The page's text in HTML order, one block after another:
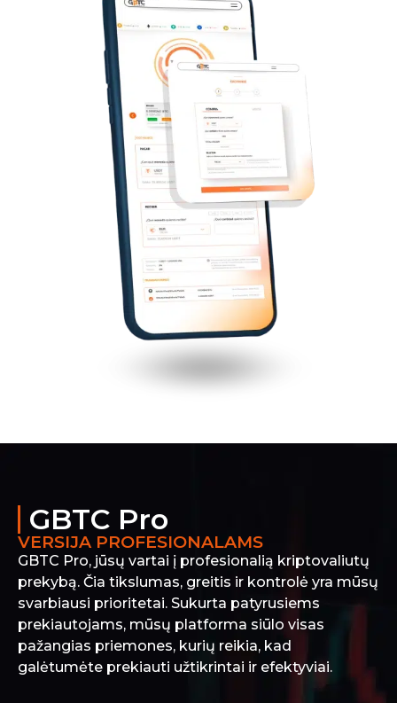
GBTC Pro
VERSIJA PROFESIONALAMS
GBTC Pro, jūsų vartai į profesionalią kriptovaliutų
prekybą. Čia tikslumas, greitis ir kontrolė yra mūsų
svarbiausi prioritetai. Sukurta patyrusiems
prekiautojams, mūsų platforma siūlo visas
pažangias priemones, kurių reikia, kad
galėtumėte prekiauti užtikrintai ir efektyviai.